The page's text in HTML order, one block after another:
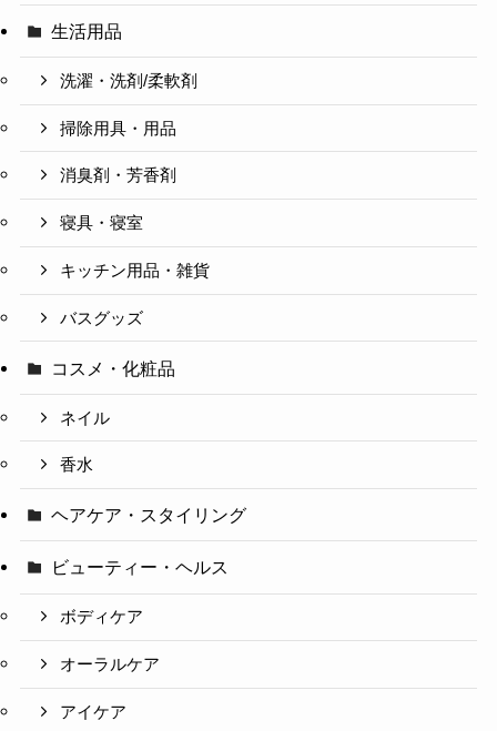
生活用品
洗濯・洗剤/柔軟剤
掃除用具・用品
消臭剤・芳香剤
寝具・寝室
キッチン用品・雑貨
バスグッズ
コスメ・化粧品
ネイル
香水
ヘアケア・スタイリング
ビューティー・ヘルス
ボディケア
オーラルケア
アイケア